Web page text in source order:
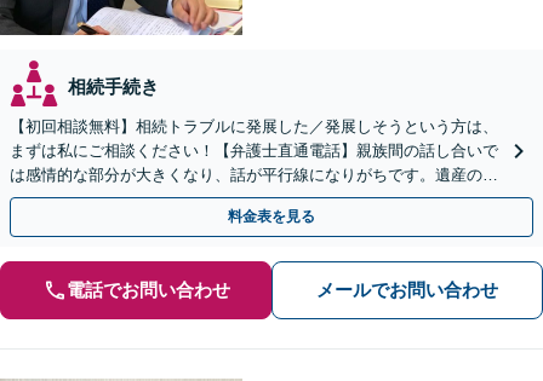
相続手続き
【初回相談無料】相続トラブルに発展した／発展しそうという方は、
まずは私にご相談ください！【弁護士直通電話】親族間の話し合いで
は感情的な部分が大きくなり、話が平行線になりがちです。遺産の使
い込みもご相談ください。泥沼化する前にお電話ください。
料金表を見る
電話でお問い合わせ メールでお問い合わせ